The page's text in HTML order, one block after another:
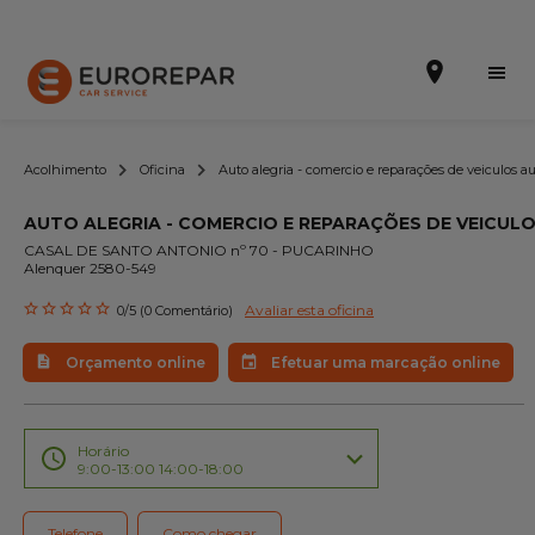
Efetuar uma marcação online
Orçamento online
A marca
Promoções
Noticias
Acolhimento Oficina Auto alegria - comercio e reparações de veiculos
AUTO ALEGRIA - COMERCIO E REPARAÇÕES DE
CASAL DE SANTO ANTONIO nº 70 - PUCARINHO
Alenquer 2580-549
0/5 (0 Comentário) Avaliar esta oficina
Orçamento online Efetuar uma marcação online
Horário
9:00-13:00 14:00-18:00